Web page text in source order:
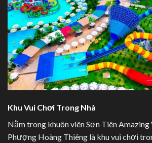
Khu Vui Chơi Trong Nhà
Nằm trong khuôn viên Sơn Tiên
Phượng Hoàng Thiêng là khu vui chơi